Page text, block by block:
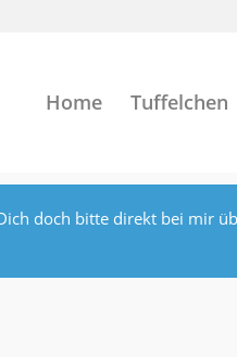
Home Tuffelchen
doch bitte direkt bei mir